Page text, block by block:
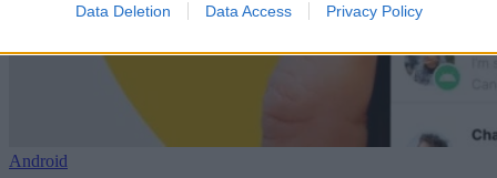
Data Deletion Data Access Privacy Policy
Android